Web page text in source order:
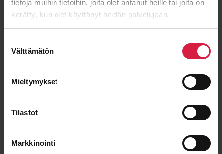
tietoja muihin tietoihin, joita olet antanut heille tai joita on
kerätty, kun olet käyttänyt heidän palvelujaan.
valinta
Välttämätön
Mieltymykset
Tilastot
Markkinointi
Lähetä viesti